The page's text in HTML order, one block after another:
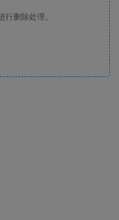
删除处理。